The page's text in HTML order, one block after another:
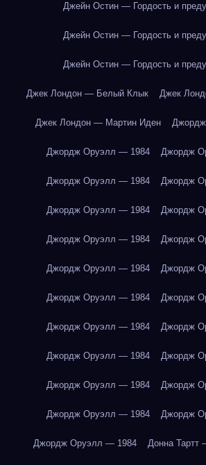
Джейн Остин — Гордость и
Джейн Остин — Гордость и
Джейн Остин — Гордость и
Джек Лондон — Белый Клык Джек
Джек Лондон — Мартин Иден
Джордж Оруэлл — 1984 Джордж
Джордж Оруэлл — 1984 Джордж
Джордж Оруэлл — 1984 Джордж
Джордж Оруэлл — 1984 Джордж
Джордж Оруэлл — 1984 Джордж
Джордж Оруэлл — 1984 Джордж
Джордж Оруэлл — 1984 Джордж
Джордж Оруэлл — 1984 Джордж
Джордж Оруэлл — 1984 Джордж
Джордж Оруэлл — 1984 Джордж
Джордж Оруэлл — 1984 Донна Тартт